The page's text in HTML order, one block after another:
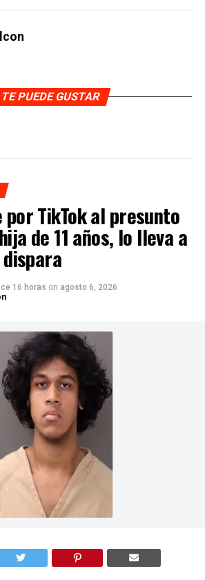
TE PUEDE GUSTAR
TikTok al presunto
de 11 años, lo lleva a
16 horas on agosto 6, 2026